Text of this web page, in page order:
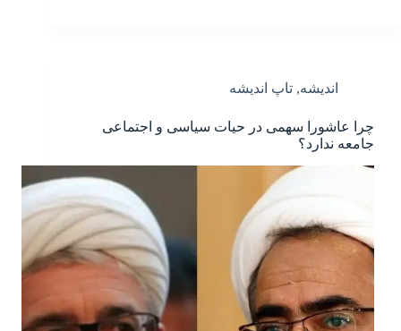
اندیشه, تاپ اندیشه
چرا عاشورا سهمی در حیات سیاسی و اجتماعی
جامعه ندارد؟